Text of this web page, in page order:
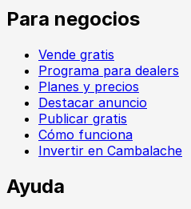
Para negocios
Vende gratis
Programa para dealers
Planes y precios
Destacar anuncio
Publicar gratis
Cómo funciona
Invertir en Cambalache
Ayuda